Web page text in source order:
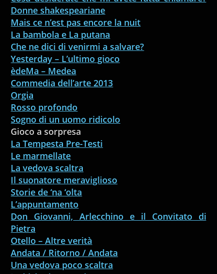
Donne shakespeariane
Mais ce n’est pas encore la nuit
La bambola e La putana
Che ne dici di venirmi a salvare?
Yesterday – L’ultimo gioco
èdeMa – Medea
Commedia dell’arte 2013
Orgia
Rosso profondo
Sogno di un uomo ridicolo
Gioco a sorpresa
La Tempesta Pre-Testi
Le marmellate
La vedova scaltra
Il suonatore meraviglioso
Storie de ‘na ‘olta
L’appuntamento
Don Giovanni, Arlecchino e il Convitato di
Pietra
Otello – Altre verità
Andata / Ritorno / Andata
Una vedova poco scaltra